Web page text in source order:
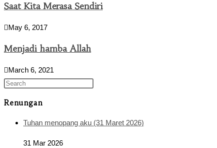
Saat Kita Merasa Sendiri
May 6, 2017
Menjadi hamba Allah
March 6, 2021
Renungan
Tuhan menopang aku (31 Maret 2026)
31 Mar 2026